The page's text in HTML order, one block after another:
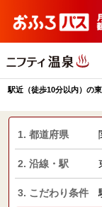
駅近（徒歩10分以内）の
1. 都道府県
2. 沿線・駅
3. こだわり条件